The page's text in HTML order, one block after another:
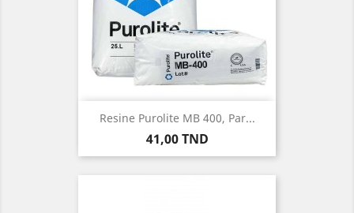
Resine Purolite MB 400, Par...
Prix
41,00 TND